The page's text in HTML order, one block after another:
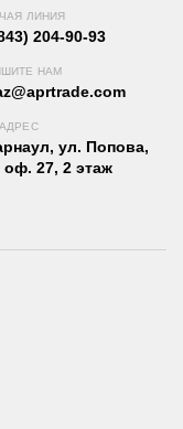
ЛИНИЯ
204-90-93
НАМ
ул. Попова,
оф. 27, 2 этаж